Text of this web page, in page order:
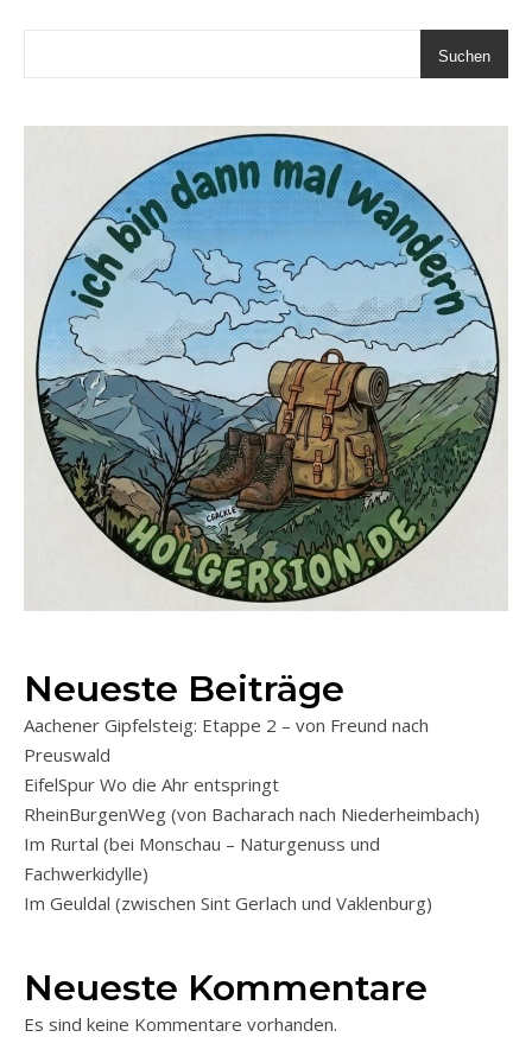
Suchen
Neueste Beiträge
Aachener Gipfelsteig: Etappe 2 – von Freund nach
Preuswald
EifelSpur Wo die Ahr entspringt
RheinBurgenWeg (von Bacharach nach Niederheimbach)
Im Rurtal (bei Monschau – Naturgenuss und
Fachwerkidylle)
Im Geuldal (zwischen Sint Gerlach und Vaklenburg)
Neueste Kommentare
Es sind keine Kommentare vorhanden.